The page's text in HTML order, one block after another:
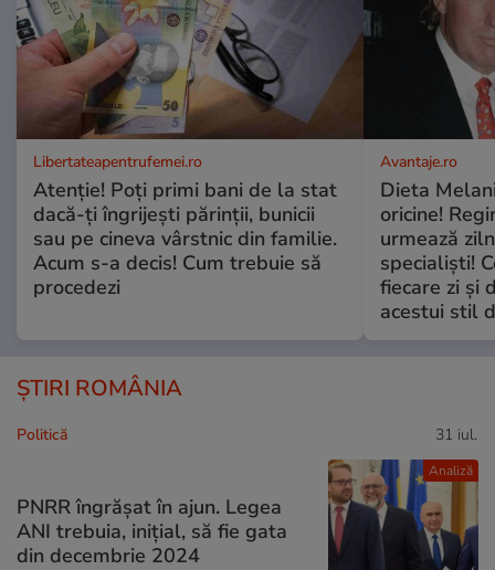
Libertateapentrufemei.ro
Atenție! Poți primi bani de la stat
dacă-ți îngrijești părinții, bunicii
sau pe cineva vârstnic din familie.
Acum s-a decis! Cum trebuie să
procedezi
Avantaje.ro
Dieta
oricine!
urmează
specialiști!
fiecare zi și
acestui stil
ȘTIRI ROMÂNIA
Analiză
Politică 31 iul.
PNRR îngrășat în ajun. Legea
ANI trebuia, inițial, să fie gata
din decembrie 2024